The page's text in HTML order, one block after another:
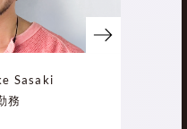
Sasaki
務